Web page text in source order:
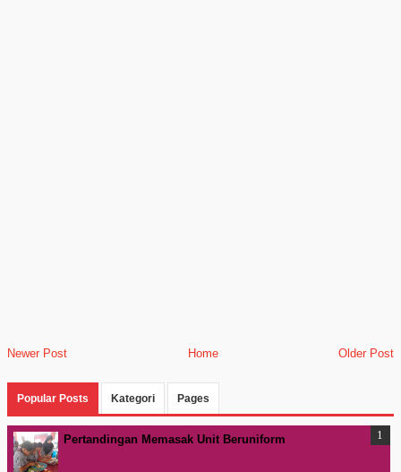
Newer Post Older Post
Home
Popular Posts Kategori Pages
Pertandingan Memasak Unit Beruniform